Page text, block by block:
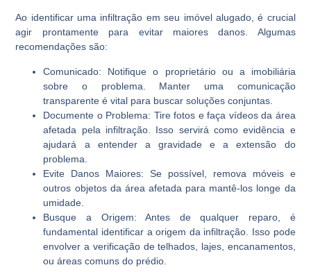
Ao identificar uma infiltração em seu imóvel alugado, é crucial
agir prontamente para evitar maiores danos. Algumas
recomendações são:
Comunicado: Notifique o proprietário ou a imobiliária
sobre o problema. Manter uma comunicação
transparente é vital para buscar soluções conjuntas.
Documente o Problema: Tire fotos e faça vídeos da área
afetada pela infiltração. Isso servirá como evidência e
ajudará a entender a gravidade e a extensão do
problema.
Evite Danos Maiores: Se possível, remova móveis e
outros objetos da área afetada para mantê-los longe da
umidade.
Busque a Origem: Antes de qualquer reparo, é
fundamental identificar a origem da infiltração. Isso pode
envolver a verificação de telhados, lajes, encanamentos,
ou áreas comuns do prédio.